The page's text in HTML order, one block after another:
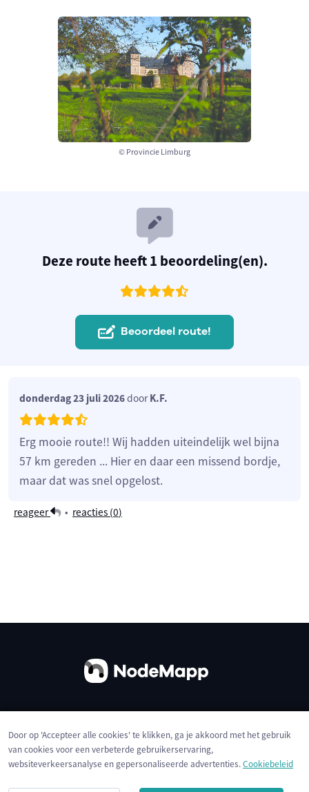
© Provincie Limburg
Deze route heeft 1 beoordeling(en).
Beoordeel route!
donderdag 23 juli 2026doorK.F.
Erg mooie route!! Wij hadden uiteindelijk wel bijna
57 km gereden ... Hier en daar een missend bordje,
maar dat was snel opgelost.
reageer • reacties (0)
Privacybeleid Cookies
Door op 'Accepteer alle cookies' te klikken, ga je akkoord met het gebruik
van cookies voor een verbeterde gebruikerservaring,
websiteverkeersanalyse en gepersonaliseerde advertenties.Cookiebeleid